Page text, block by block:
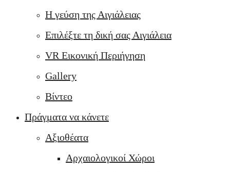
Η γεύση της Αιγιάλειας
Επιλέξτε τη δική σας Αιγιάλεια
VR Εικονική Περιήγηση
Gallery
Βίντεο
Πράγματα να κάνετε
Αξιοθέατα
Αρχαιολογικοί Χώροι